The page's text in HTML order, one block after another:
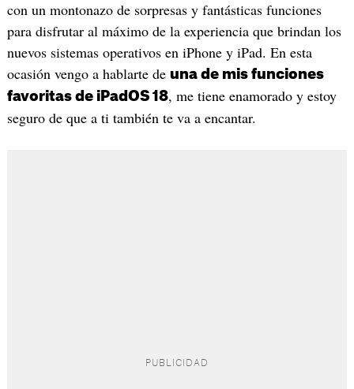
con un montonazo de sorpresas y fantásticas funciones
para disfrutar al máximo de la experiencia que brindan los
nuevos sistemas operativos en iPhone y iPad. En esta
ocasión vengo a hablarte de una de mis funciones
favoritas de iPadOS 18, me tiene enamorado y estoy
seguro de que a ti también te va a encantar.